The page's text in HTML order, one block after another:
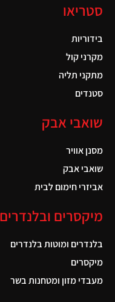
סטריאו
בידוריות
מקרני קול
מתקני תליה
סטנדים
שואבי אבק
מסנן אוויר
שואבי אבק
אביזרי חימום לבית
מיקסרים ובלנדרים
בלנדרים ומוטות בלנדרים
מיקסרים
מעבדי מזון ומטחנות בשר